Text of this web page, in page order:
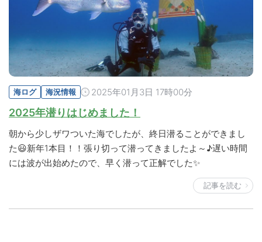
海ログ 海況情報 2025年01月3日 17時00分
2025年潜りはじめました！
朝から少しザワついた海でしたが、終日潜ることができまし
た😃新年1本目！！張り切って潜ってきましたよ～♪遅い時間
には波が出始めたので、早く潜って正解でした✨
記事を読む